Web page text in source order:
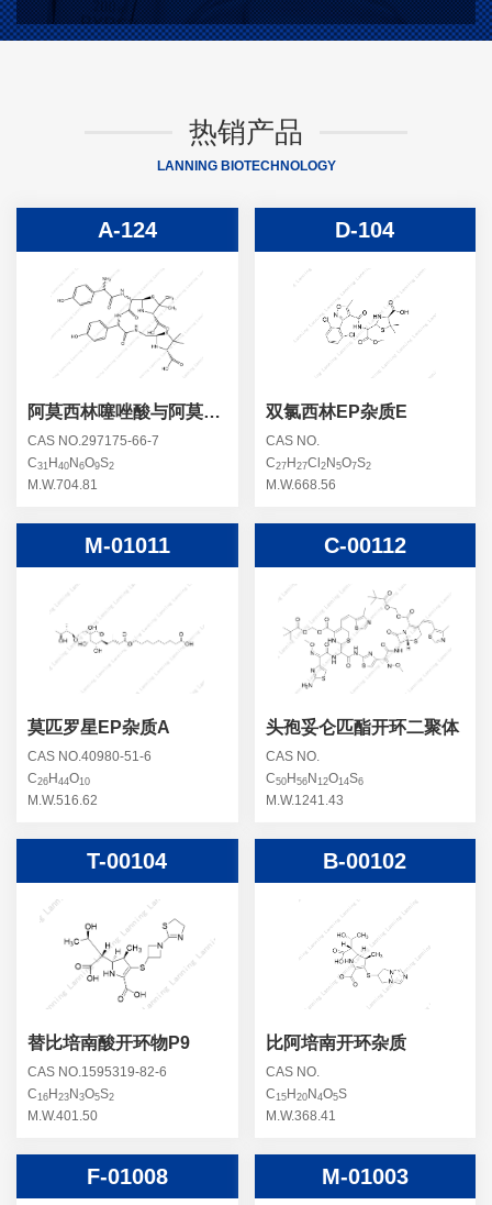
热销产品
LANNING BIOTECHNOLOGY
A-124
阿莫西林噻唑酸与阿莫西
林脱酸噻唑酸二聚体
1,2,3,4混合物
CAS NO.297175-66-7
C31 H 40 N 6O9S2
M.W.704.81
D-104
双氯西林EP杂质E
CAS NO.
C27H 27Cl 2N 5O7S2
M.W.668.56
M-01011
莫匹罗星EP杂质A
CAS NO.40980-51-6
C26 H 44O10
M.W.516.62
C-00112
头孢妥仑匹酯开环二聚体
CAS NO.
C50H 56N 12O14S6
M.W.1241.43
T-00104
替比培南酸开环物P9
CAS NO.1595319-82-6
C16 H 23 N 3O5S2
M.W.401.50
B-00102
比阿培南开环杂质
CAS NO.
C15H 20N 4O5S
M.W.368.41
F-01008 M-01003